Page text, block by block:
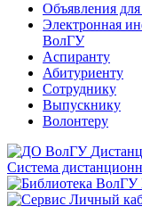
Объявления для
Электронная
ВолГУ
Аспиранту
Абитуриенту
Сотруднику
Выпускнику
Волонтеру
Система